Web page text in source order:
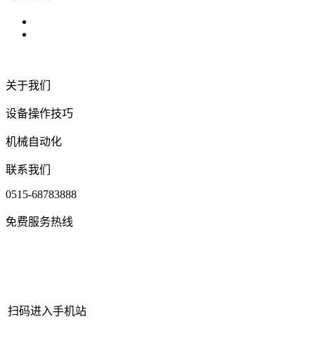
关于我们
设备操作技巧
机械自动化
联系我们
0515-68783888
免费服务热线
扫码进入手机站